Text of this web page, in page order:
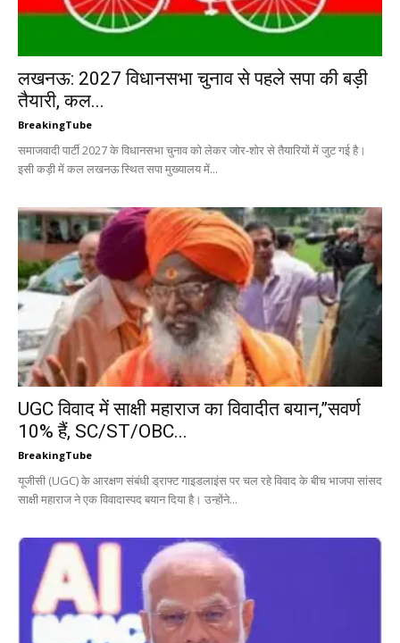
लखनऊ: 2027 विधानसभा चुनाव से पहले सपा की बड़ी
तैयारी, कल...
BreakingTube
समाजवादी पार्टी 2027 के विधानसभा चुनाव को लेकर जोर-शोर से तैयारियों में जुट गई है।
इसी कड़ी में कल लखनऊ स्थित सपा मुख्यालय में...
UGC विवाद में साक्षी महाराज का विवादीत बयान,”सवर्ण
10% हैं, SC/ST/OBC...
BreakingTube
यूजीसी (UGC) के आरक्षण संबंधी ड्राफ्ट गाइडलाइंस पर चल रहे विवाद के बीच भाजपा सांसद
साक्षी महाराज ने एक विवादास्पद बयान दिया है। उन्होंने...